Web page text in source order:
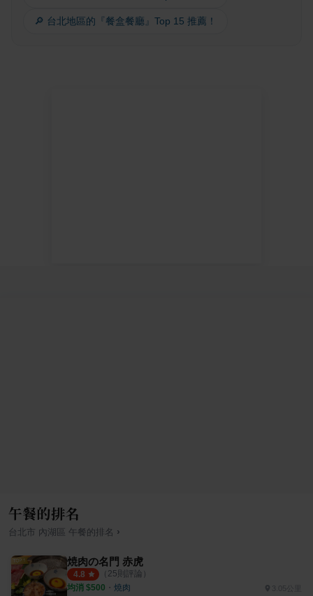
🔎 台北地區的『餐盒餐廳』Top 15 推薦！
午餐的排名
台北市 內湖區 午餐的排名 ›
焼肉の名門 赤虎
4.8 （ 25則評論）
均消 $500 ・ 燒肉 3.05公里